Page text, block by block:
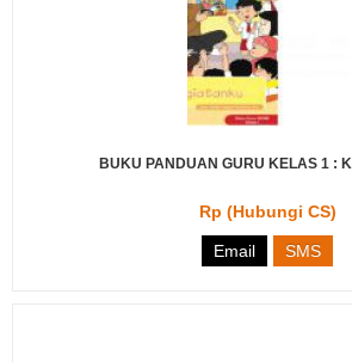
BUKU PANDUAN GURU KELAS 1 :
Rp (Hubungi CS)
Email SMS